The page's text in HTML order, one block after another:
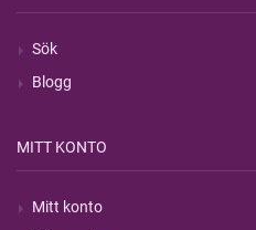
Sök
Blogg
MITT KONTO
Mitt konto